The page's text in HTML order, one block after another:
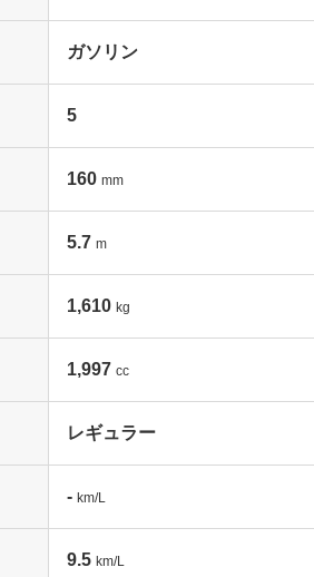
ガソリン
5
160 mm
5.7 m
1,610 kg
1,997 cc
レギュラー
- km/L
9.5 km/L